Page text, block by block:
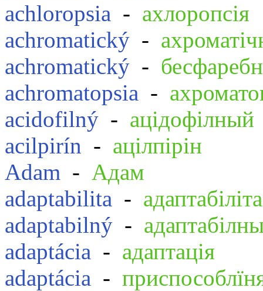
achloropsia - ахлоропсія
achromatický -
achromatický -
achromatopsia -
acidofilný - ацідофілный
acilpirín - ацілпірін
Adam - Адам
adaptabilita - адаптабіліта
adaptabilný -
adaptácia - адаптація
adaptácia -